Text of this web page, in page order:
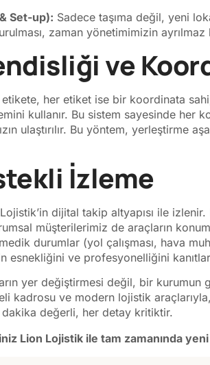
Set-up): Sadece taşıma değil, yeni
zaman yönetimimizin ayrılmaz
ve
her etiket ise bir koordinata
kullanır. Bu sistem sayesinde her
ulaştırılır. Bu yöntem, yerleştirme
İzleme
dijital takip altyapısı ile izlenir.
müşterilerimiz de araçların
durumlar (yol çalışması, hava
esnekliğini ve profesyonelliğini
yer değiştirmesi değil, bir kurumun
kadrosu ve modern lojistik
dakika değerli, her detay kritiktir.
Lion Lojistik ile tam zamanında yeni